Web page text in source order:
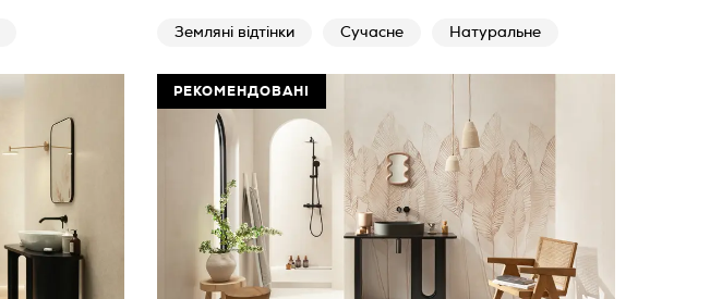
Земляні відтінки Сучасне Натуральне
РЕКОМЕНДОВАНІ